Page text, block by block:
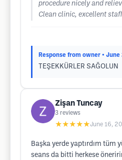
procedure nicely and
Clean clinic, excellent
Response from owner •
TEŞEKKÜRLER SAĞOLUN
Zişan Tuncay
3 reviews
★★★★★June 16,
Başka yerde yaptırdım tüm
seans da bitti herkese